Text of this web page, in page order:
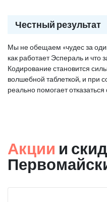
Честный результат
Мы не обещаем «чудес за
как работает Эспераль и что
Кодирование становится
волшебной таблеткой, и при
реально помогает отказаться
Акции и